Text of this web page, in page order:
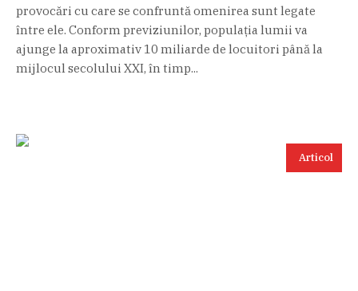
provocări cu care se confruntă omenirea sunt legate
între ele. Conform previziunilor, populația lumii va
ajunge la aproximativ 10 miliarde de locuitori până la
mijlocul secolului XXI, în timp...
Articol